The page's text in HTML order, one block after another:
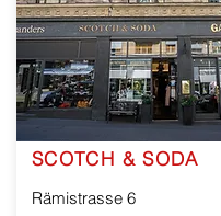
SCOTCH & SODA
Rämistrasse 6